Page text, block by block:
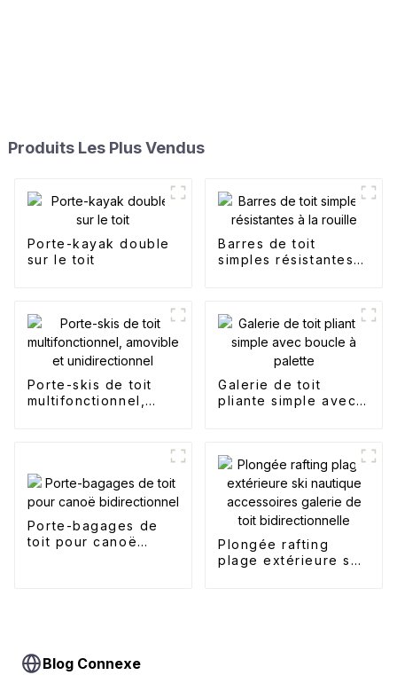
Produits Les Plus Vendus
Porte-kayak double
sur le toit
Barres de toit
simples résistantes à
Porte-skis de toit
multifonctionnel,
Galerie de toit
pliante simple avec
Porte-bagages de
toit pour canoë
Plongée rafting
plage extérieure ski
Blog Connexe